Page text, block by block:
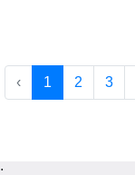
‹ 1 2 3
;